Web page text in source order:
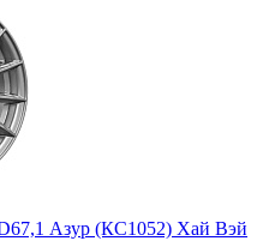
Азур (КС1052) Хай Вэй